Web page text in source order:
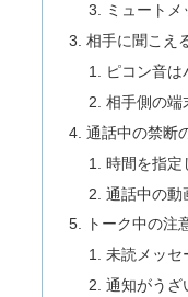
ミュート
相手に聞こえ
ピコン音は
相手側の端
通話中の禁断
時間を指定
通話中の動
トーク中の注
未読メッセ
通知がうざ